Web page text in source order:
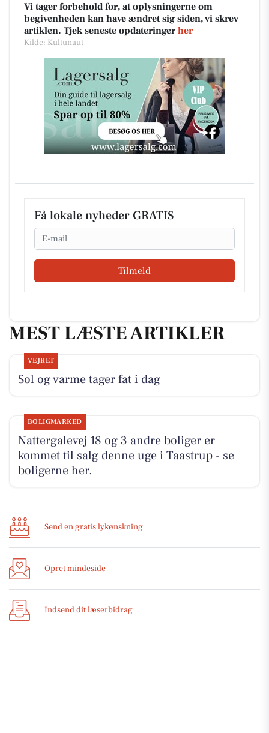
Vi tager forbehold for, at oplysningerne om
begivenheden kan have ændret sig siden, vi skrev
artiklen. Tjek seneste opdateringer her
Kilde: Kultunaut
Få lokale nyheder GRATIS
Email
Tilmeld
MEST LÆSTE ARTIKLER
VEJRET
Sol og varme tager fat i dag
BOLIGMARKED
Nattergalevej 18 og 3 andre boliger er
kommet til salg denne uge i Taastrup - se
boligerne her.
Send en gratis lykønskning
Opret mindeside
Indsend dit læserbidrag